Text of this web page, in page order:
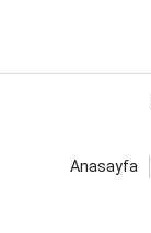
Anasayfa